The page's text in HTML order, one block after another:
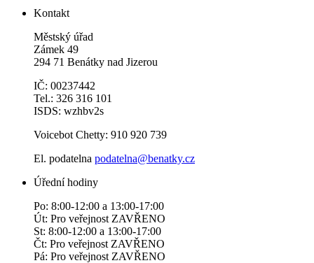
Kontakt
Městský úřad
Zámek 49
294 71 Benátky nad Jizerou
IČ: 00237442
Tel.: 326 316 101
ISDS: wzhbv2s
Voicebot Chetty: 910 920 739
El. podatelna podatelna@benatky.cz
Úřední hodiny
Po: 8:00-12:00 a 13:00-17:00
Út: Pro veřejnost ZAVŘENO
St: 8:00-12:00 a 13:00-17:00
Čt: Pro veřejnost ZAVŘENO
Pá: Pro veřejnost ZAVŘENO